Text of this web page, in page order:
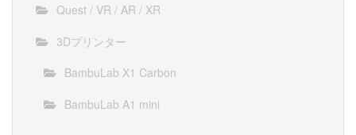
Quest / VR / AR / XR
3Dプリンター
BambuLab X1 Carbon
BambuLab A1 mini